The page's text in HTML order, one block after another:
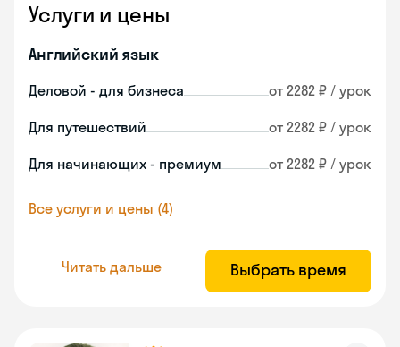
Услуги и цены
Английский язык
Деловой - для бизнеса от 2282 ₽ / урок
Для путешествий от 2282 ₽ / урок
Для начинающих - премиум от 2282 ₽ / урок
Все услуги и цены (4)
Читать дальше Выбрать время